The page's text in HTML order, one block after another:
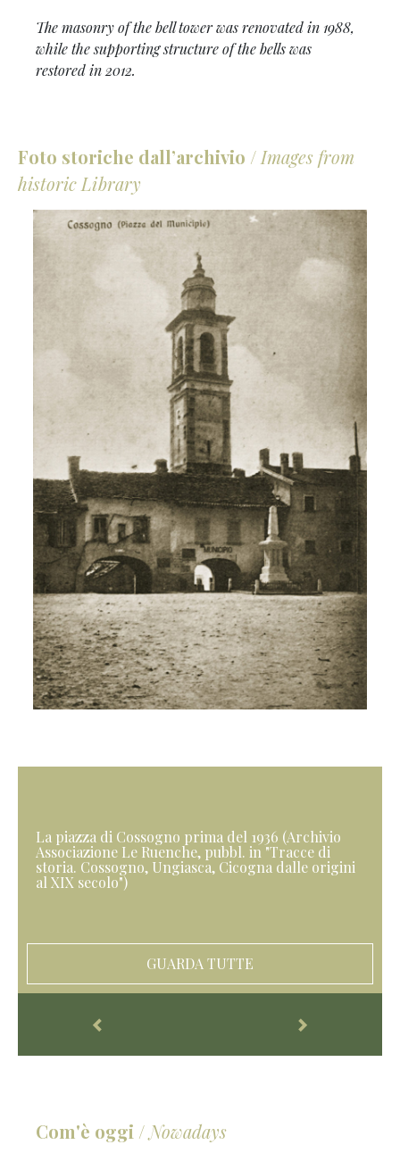
The masonry of the bell tower was renovated in 1988,
while the supporting structure of the bells was
restored in 2012.
Foto storiche dall’archivio / Images from
historic Library
La piazza di Cossogno prima del 1936 (Archivio
Associazione Le Ruenche, pubbl. in "Tracce di
storia. Cossogno, Ungiasca, Cicogna dalle origini
al XIX secolo")
GUARDA TUTTE
Com'è oggi / Nowadays